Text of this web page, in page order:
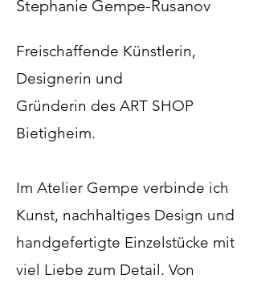
Stephanie Gempe-Rusanov
​Freischaffende Künstlerin,
Designerin und
Gründerin des ART SHOP
Bietigheim.
Im Atelier Gempe verbinde ich
Kunst, nachhaltiges Design und
handgefertigte Einzelstücke mit
viel Liebe zum Detail. Von